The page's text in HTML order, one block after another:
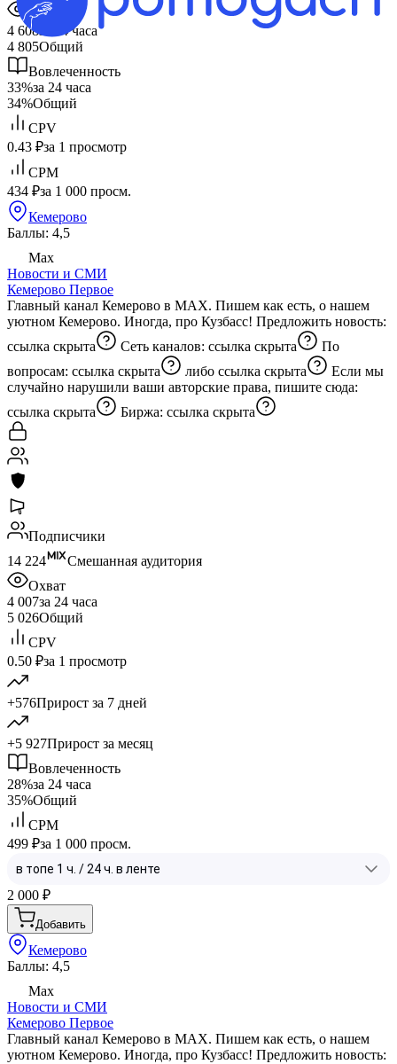
Охват
4 608за 24 часа
4 805Общий
Вовлеченность
33%за 24 часа
34%Общий
CPV
0.43 ₽за 1 просмотр
CPM
434 ₽за 1 000 просм.
Кемерово
Баллы: 4,5
Max
Новости и СМИ
Кемерово Первое
Главный канал Кемерово в MAX. Пишем как есть, о нашем
уютном Кемерово. Иногда, про Кузбасс! Предложить новость:
ссылка скрыта
Сеть каналов: ссылка скрыта
По
вопросам: ссылка скрыта либо ссылка скрыта
Если мы
случайно нарушили ваши авторские права, пишите сюда:
ссылка скрыта
Биржа: ссылка скрыта
Подписчики
14 224
Смешанная аудитория
Охват
4 007за 24 часа
5 026Общий
CPV
0.50 ₽за 1 просмотр
+576Прирост за 7 дней
+5 927Прирост за месяц
Вовлеченность
28%за 24 часа
35%Общий
CPM
499 ₽за 1 000 просм.
2 000 ₽
Добавить
Кемерово
Баллы: 4,5
Max
Новости и СМИ
Кемерово Первое
Главный канал Кемерово в MAX. Пишем как есть, о нашем
уютном Кемерово. Иногда, про Кузбасс! Предложить новость: